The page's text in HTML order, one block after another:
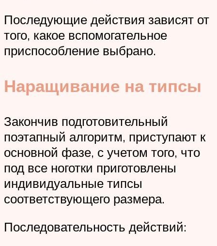
Последующие действия зависят от
того, какое вспомогательное
приспособление выбрано.
Наращивание на типсы
Закончив подготовительный
поэтапный алгоритм, приступают к
основной фазе, с учетом того, что
под все ноготки приготовлены
индивидуальные типсы
соответствующего размера.
Последовательность действий: